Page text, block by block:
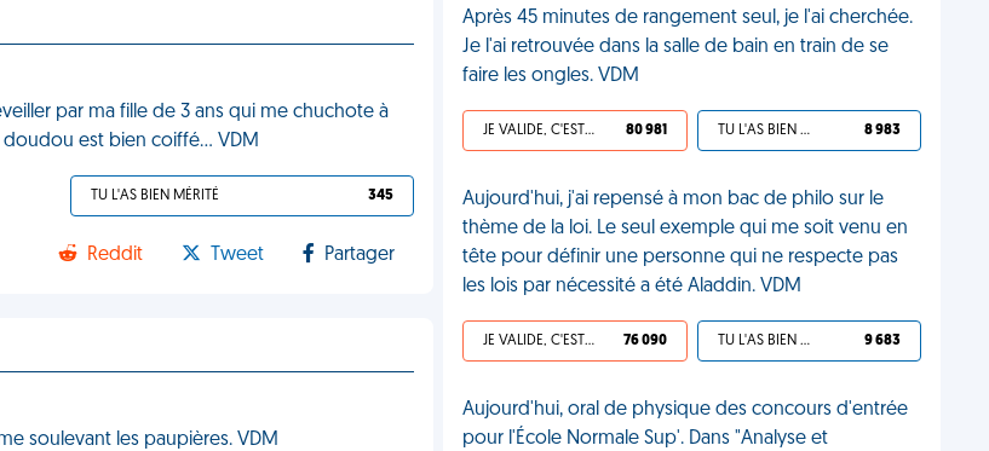
par ma fille de 3 ans qui me chuchote à
doudou est bien coiffé… VDM
TU L'AS BIEN MÉRITÉ 345
Reddit Tweet Partager
soulevant les paupières. VDM
Après 45 minutes de rangement seul, je l'ai cherchée.
Je l'ai retrouvée dans la salle de bain en train de se
faire les ongles. VDM
JE VALIDE, C'EST UNE VDM 80 981 TU L'AS BIEN MÉRITÉ 8 983
Aujourd'hui, j'ai repensé à mon bac de philo sur le
thème de la loi. Le seul exemple qui me soit venu en
tête pour définir une personne qui ne respecte pas
les lois par nécessité a été Aladdin. VDM
JE VALIDE, C'EST UNE VDM 76 090 TU L'AS BIEN MÉRITÉ 9 683
Aujourd'hui, oral de physique des concours d'entrée
pour l'École Normale Sup'. Dans "Analyse et